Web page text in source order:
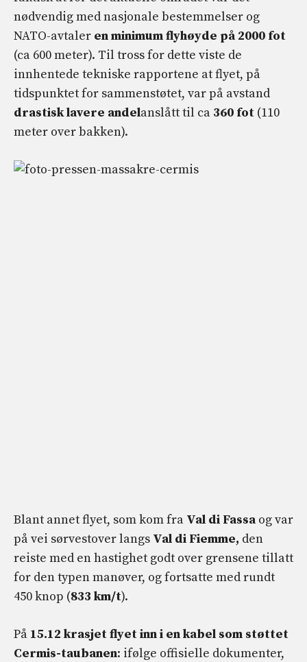
nødvendig med nasjonale bestemmelser og
NATO-avtaler en minimum flyhøyde på 2000 fot
(ca 600 meter). Til tross for dette viste de
innhentede tekniske rapportene at flyet, på
tidspunktet for sammenstøtet, var på avstand
drastisk lavere andelanslått til ca 360 fot (110
meter over bakken).
Blant annet flyet, som kom fra Val di Fassa og var
på vei sørvestover langs Val di Fiemme, den
reiste med en hastighet godt over grensene tillatt
for den typen manøver, og fortsatte med rundt
450 knop (833 km/t).
På 15.12 krasjet flyet inn i en kabel som støttet
Cermis-taubanen: ifølge offisielle dokumenter,